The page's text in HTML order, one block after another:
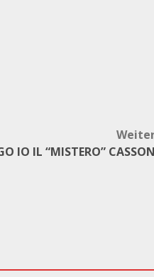
IO IL “MISTERO”